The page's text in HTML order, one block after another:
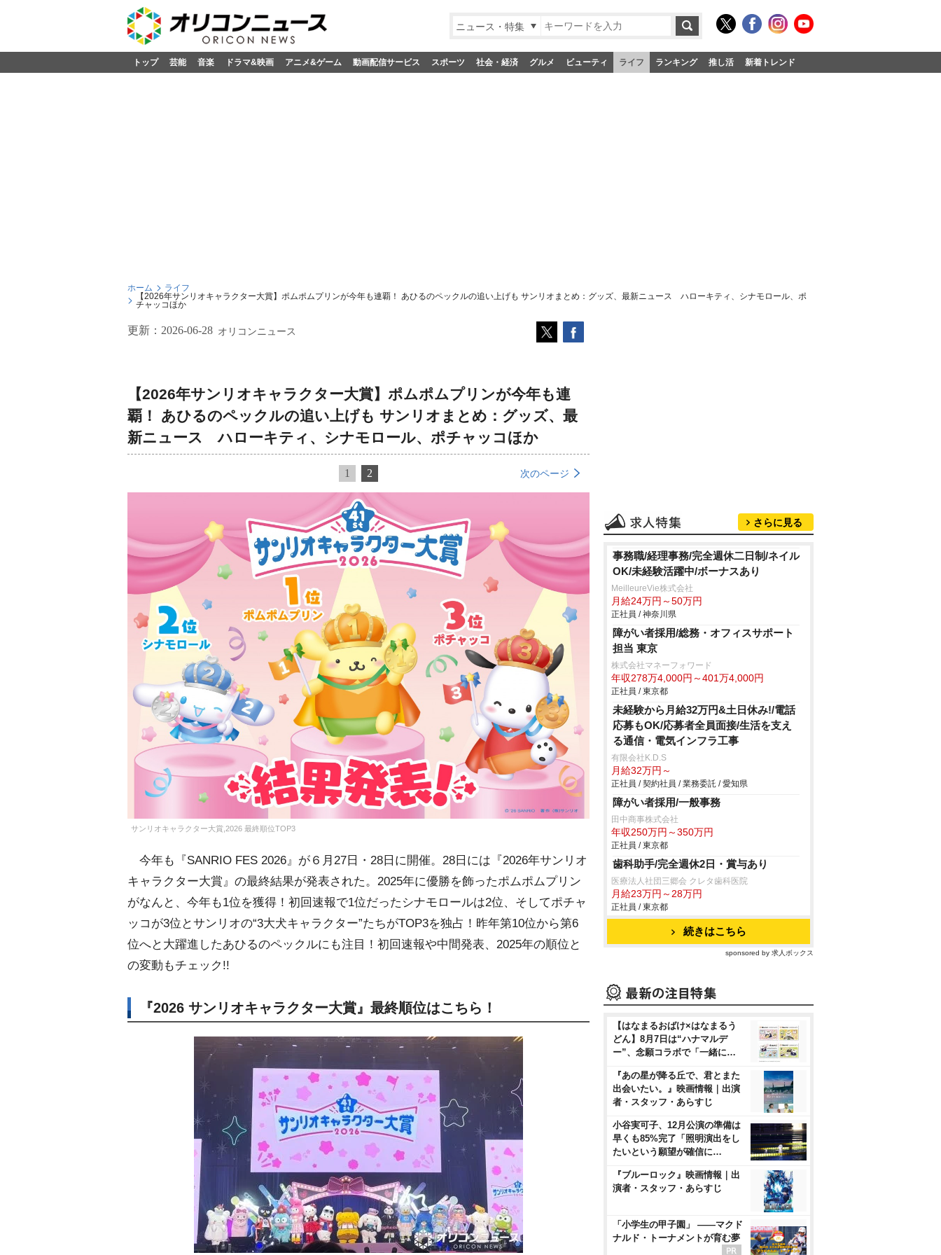
ニュース・特集
トップ 芸能 音楽 ドラマ&映画 アニメ&ゲーム 動画配信サービス スポーツ 社会・経済 グルメ ビューティ ライフ ランキング 推し活 新着トレンド
ホーム
ライフ
【2026年サンリオキャラクター大賞】ポムポムプリンが今年も連覇！ あひるのペックルの追い上げも サンリオまとめ：グッズ、最新ニュース ハローキティ、シナモロール、ポ
チャッコほか
更新： 2026-06-28 オリコンニュース
【2026年サンリオキャラクター大賞】ポムポムプリンが今年も連
覇！ あひるのペックルの追い上げも サンリオまとめ：グッズ、最
新ニュース ハローキティ、シナモロール、ポチャッコほか
1 2 次のページ
サンリオキャラクター大賞,2026 最終順位TOP3
今年も『SANRIO FES 2026』が６月27日・28日に開催。28日には『2026年サンリオ
キャラクター大賞』の最終結果が発表された。2025年に優勝を飾ったポムポムプリン
がなんと、今年も1位を獲得！初回速報で1位だったシナモロールは2位、そしてポチャ
ッコが3位とサンリオの“3大犬キャラクター”たちがTOP3を独占！昨年第10位から第6
位へと大躍進したあひるのペックルにも注目！初回速報や中間発表、2025年の順位と
の変動もチェック!!
『2026 サンリオキャラクター大賞』最終順位はこちら！
さらに見る
事務職/経理事務/完全週休二日制/ネイル
OK/未経験活躍中/ボーナスあり
MeilleureVie株式会社
月給24万円～50万円
正社員 / 神奈川県
障がい者採用/総務・オフィスサポート
担当 東京
株式会社マネーフォワード
年収278万4,000円～401万4,000円
正社員 / 東京都
未経験から月給32万円&土日休み!/電話
応募もOK/応募者全員面接/生活を支え
る通信・電気インフラ工事
有限会社K.D.S
月給32万円～
正社員 / 契約社員 / 業務委託 / 愛知県
障がい者採用/一般事務
田中商事株式会社
年収250万円～350万円
正社員 / 東京都
歯科助手/完全週休2日・賞与あり
医療法人社団三郷会 クレタ歯科医院
月給23万円～28万円
正社員 / 東京都
続きはこちら
sponsored by 求人ボックス
【はなまるおばけ×はなまるう
どん】8月7日は“ハナマルデ
ー”、念願コラボで「一緒に…
『あの星が降る丘で、君とまた
出会いたい。』映画情報｜出演
者・スタッフ・あらすじ
小谷実可子、12月公演の準備は
早くも85%完了「照明演出をし
たいという願望が確信に…
『ブルーロック』映画情報｜出
演者・スタッフ・あらすじ
「小学生の甲子園」 ――マクド
ナルド・トーナメントが育む夢